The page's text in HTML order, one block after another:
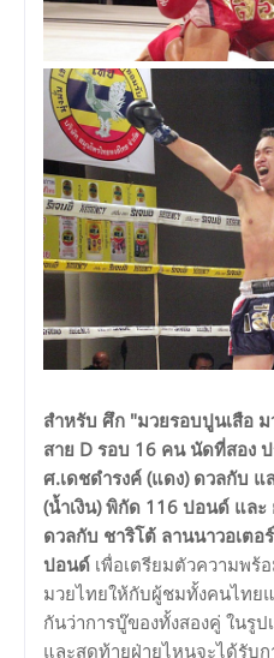
สำหรับ ศึก "มวยรอบปูนเสือ
สาย D รอบ 16 คน นัดที่สอง
ศ.เดชดำรงค์ (แดง) ดวลกับ
(น้ำเงิน) พิกัด 116 ปอนด์ แล
ดวลกับ ชาริโต้ ลานนาวอเตอ
ปอนด์ เพื่อเตรียมตัวความพร้
มวยไทยให้กับผู้ชมทั้งคนไทย
กันว่าการบู๊ของทั้งสองคู่ ในรู
และสุดท้ายฝ่ายไหนจะได้รับ